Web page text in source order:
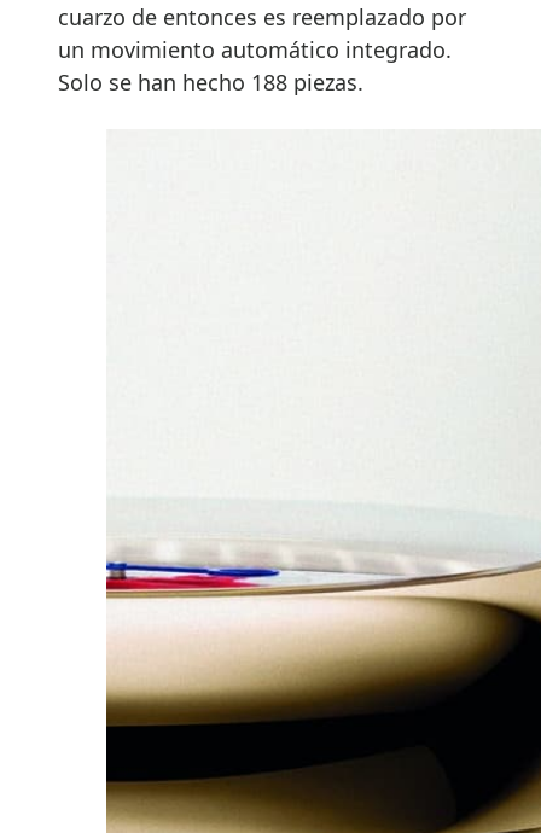
cuarzo de entonces es reemplazado por
un movimiento automático integrado.
Solo se han hecho 188 piezas.